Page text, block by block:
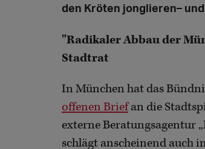
den Kröten jonglieren–
"Radikaler Abbau der
Stadtrat
In München hat das
offenen Briefan die
externe Beratungsagentur
schlägt anscheinend auch